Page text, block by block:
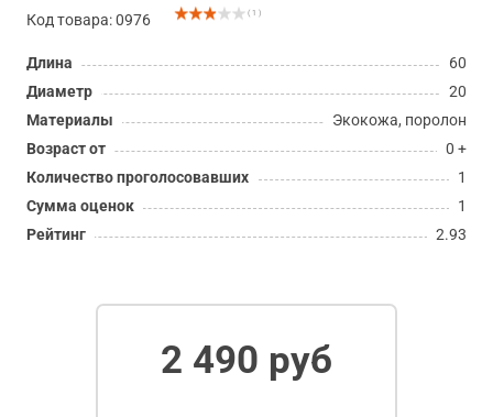
Код товара: 0976 ( 1 )
Длина
60
Диаметр
20
Материалы
Экокожа, поролон
Возраст от
0 +
Количество проголосовавших
1
Сумма оценок
1
Рейтинг
2.93
2 490 руб